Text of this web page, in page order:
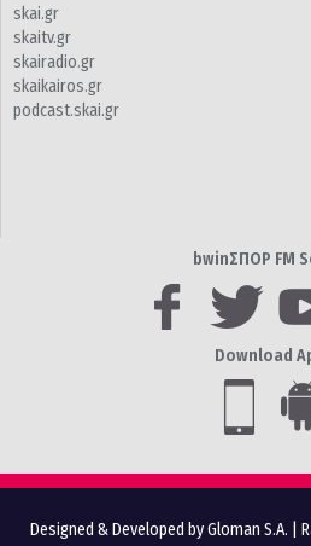
skai.gr
skaitv.gr
skairadio.gr
skaikairos.gr
podcast.skai.gr
bwinΣΠΟΡ FM
Download
Designed & Developed by Gloman S.A.